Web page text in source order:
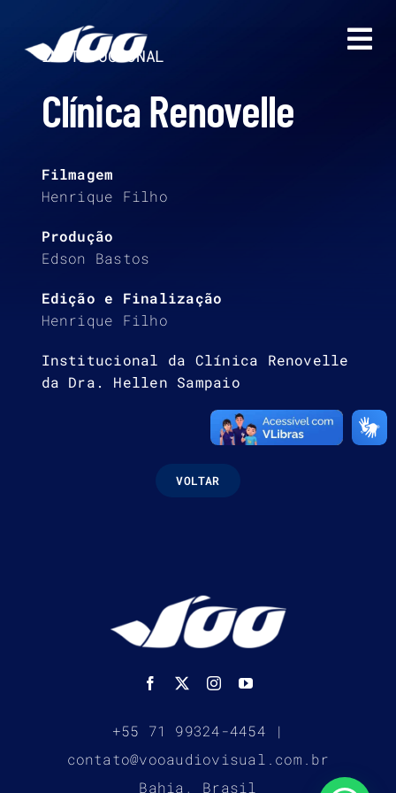
INSTITUCIONAL
Clínica Renovelle
Filmagem
Henrique Filho
Produção
Edson Bastos
Edição e Finalização
Henrique Filho
Institucional da Clínica Renovelle
da Dra. Hellen Sampaio
VOLTAR
+55 71 99324-4454 |
contato@vooaudiovisual.com.br
Bahia, Brasil